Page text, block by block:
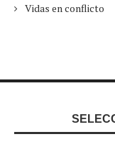
Vidas en conflicto